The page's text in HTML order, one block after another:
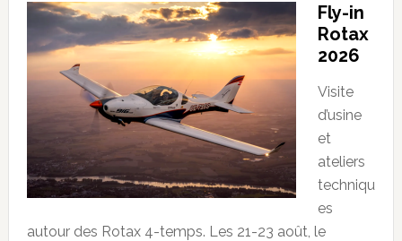
Fly-in
Rotax
2026
Visite
d’usine
et
ateliers
techniqu
es
autour des Rotax 4-temps. Les 21-23 août, le